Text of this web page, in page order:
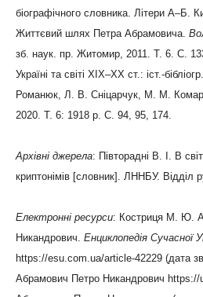
біографічного словника. Літери А–Б.
Життєвий шлях Петра Абрамовича.
зб. наук. пр. Житомир, 2011. Т. 6. С.
Україні та світі ХІХ–ХХ ст.: іст.-
Романюк, Л. В. Сніцарчук, М. М.
2020. Т. 6: 1918 р. С. 94, 95, 174.
Архівні джерела: Півторадні В. І. В
криптонімів [словник]. ЛННБУ.
Електронні ресурси: Костриця М. Ю.
Никандрович. Енциклопедія Сучасної
https://esu.com.ua/article-42229 (дата
Абрамович Петро Никандрович